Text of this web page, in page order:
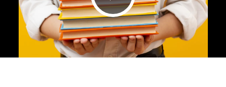
Play Video